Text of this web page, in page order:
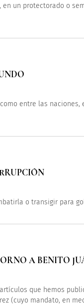
en un protectorado o
entre las naciones,
o transigir para
A BENITO
que hemos
(cuyo mandato, en